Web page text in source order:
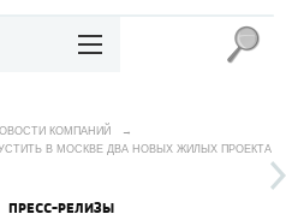
КОМПАНИЙ
→
В МОСКВЕ ДВА НОВЫХ ЖИЛЫХ ПРОЕКТА
ПРЕСС-РЕЛИЗЫ